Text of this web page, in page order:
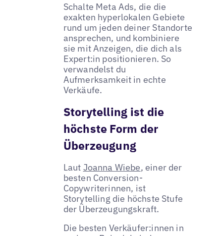
Schalte Meta Ads, die die
exakten hyperlokalen Gebiete
rund um jeden deiner Standorte
ansprechen, und kombiniere
sie mit Anzeigen, die dich als
Expert:in positionieren. So
verwandelst du
Aufmerksamkeit in echte
Verkäufe.
Storytelling ist die
höchste Form der
Überzeugung
Laut Joanna Wiebe, einer der
besten Conversion-
Copywriterinnen, ist
Storytelling die höchste Stufe
der Überzeugungskraft.
Die besten Verkäufer:innen in